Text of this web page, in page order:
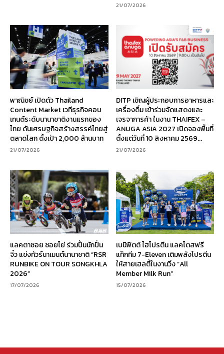
21/07/2026
พาณิชย์ เปิดตัว Thailand
Content Market เวทีธุรกิจคอน
เทนต์ระดับนานาชาติงานแรกของ
ไทย ดันเศรษฐกิจสร้างสรรค์ไทยสู่
ตลาดโลก ตั้งเป้า 2,000 ล้านบาท
21/07/2026
DITP เชิญผู้ประกอบการอาหารและ
เครื่องดื่ม เข้าร่วมจัดแสดงและ
เจรจาการค้า ในงาน THAIFEX –
ANUGA ASIA 2027 เปิดจองพื้นที่
ตั้งแต่วันที่ 10 สิงหาคม 2569...
21/07/2026
แลคตาซอย ซอยโย่ ร่วมปั้นนักปั่น
จิ๋ว แข่งทัวร์นาเมนต์นานาชาติ “RSR
RUNBIKE ON TOUR SONGKHLA
2026”
17/07/2026
เบนิฟิตต์ ไฮโปรตีน แลคโตสฟรี
แท็กทีม 7-Eleven เติมพลังโปรตีน
ให้สายเฮลตี้ในงานวิ่ง “All
Member Milk Run”
15/07/2026